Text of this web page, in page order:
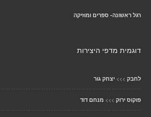
רגל ראשונה- ספרים ומוזיקה
דוגמית מדפי היצירות
לחבק >>> יצחק גור
פוקוס ירוק >>> מנחם דוד